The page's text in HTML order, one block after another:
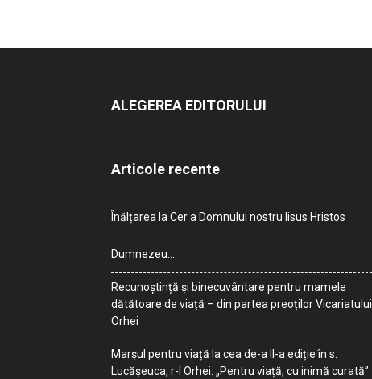
ALEGEREA EDITORULUI
Articole recente
Înălțarea la Cer a Domnului nostru Iisus Hristos
Dumnezeu…
Recunoștință și binecuvântare pentru mamele
dătătoare de viață – din partea preoților Vicariatului
Orhei
Marșul pentru viață la cea de-a II-a ediție în s.
Lucășeuca, r-l Orhei: „Pentru viață, cu inimă curată”